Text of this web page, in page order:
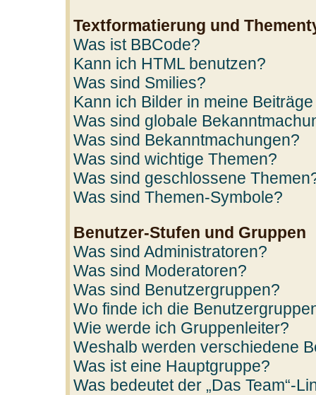
Textformatierung und
Was ist BBCode?
Kann ich HTML benutzen?
Was sind Smilies?
Kann ich Bilder in meine
Was sind globale
Was sind Bekanntmachungen?
Was sind wichtige Themen?
Was sind geschlossene
Was sind Themen-Symbole?
Benutzer-Stufen und Gruppen
Was sind Administratoren?
Was sind Moderatoren?
Was sind Benutzergruppen?
Wo finde ich die
Wie werde ich Gruppenleiter?
Weshalb werden verschiedene
Was ist eine Hauptgruppe?
Was bedeutet der „Das Team“-